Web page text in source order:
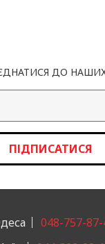
ДО НАШИХ
ПІДПИСАТИСЯ
048-757-